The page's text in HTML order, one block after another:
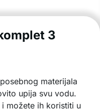
3
materijala
upija svu vodu.
možete ih koristiti u